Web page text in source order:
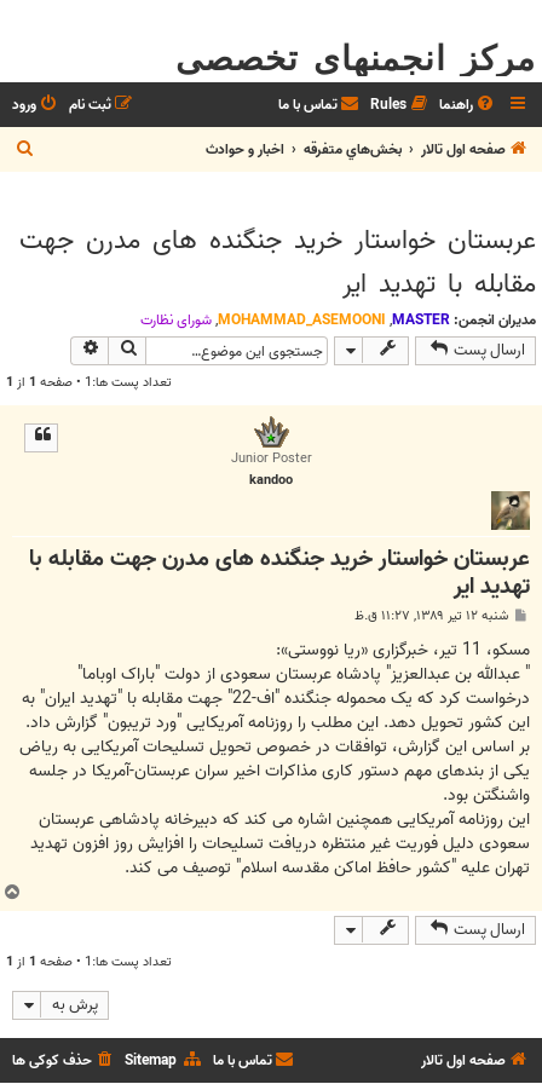
مرکز انجمنهای تخصصی
راهنما Rules تماس با ما ورود
ثبت نام
صفحه اول تالار
بخش‌‌هاي متفرقه اخبار و حوادث
س
عربستان خواستار خرید جنگنده های مدرن جهت
مقابله با تهدید ایر
مدیران انجمن: MASTER
,
MOHAMMAD_ASEMOONI
,شوراي نظارت
ارسال پست جستجو
تعداد پست ها:1 • صفحه 1 از 1
Junior Poster
kandoo
عربستان خواستار خرید جنگنده های مدرن جهت مقابله با
تهدید ایر
ت
شنبه ۱۲ تیر ۱۳۸۹, ۱۱:۲۷ ق.ظ
مسکو، 11 تیر، خبرگزاری «ریا نووستی»:
" عبدالله بن عبدالعزیز" پادشاه عربستان سعودی از دولت "باراک اوباما"
درخواست کرد که یک محموله جنگنده "اف-22" جهت مقابله با "تهدید ایران" به
این کشور تحویل دهد. این مطلب را روزنامه آمریکایی "ورد تریبون" گزارش داد.
بر اساس این گزارش، توافقات در خصوص تحویل تسلیحات آمریکایی به ریاض
یکی از بندهای مهم دستور کاری مذاکرات اخیر سران عربستان-آمریکا در جلسه
واشنگتن بود.
این روزنامه آمریکایی همچنین اشاره می کند که دبیرخانه پادشاهی عربستان
سعودی دلیل فوریت غیر منتظره دریافت تسلیحات را افزایش روز افزون تهدید
تهران علیه "کشور حافظ اماکن مقدسه اسلام" توصیف می کند.
ارسال پست
تعداد پست ها:1 • صفحه 1 از 1
پرش به
صفحه اول تالار حذف کوکی ها Sitemap تماس با ما